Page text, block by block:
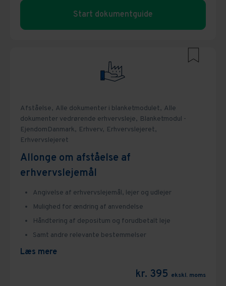
Start dokumentguide
Afståelse, Alle dokumenter i blanketmodulet, Alle
dokumenter vedrørende erhvervsleje, Blanketmodul -
EjendomDanmark, Erhverv, Erhvervslejeret,
Erhvervslejeret
Allonge om afståelse af
erhvervslejemål
Angivelse af erhvervslejemål, lejer og udlejer
Mulighed for ændring af anvendelse
Håndtering af depositum og forudbetalt leje
Samt andre relevante bestemmelser
Læs mere
kr. 395 ekskl. moms